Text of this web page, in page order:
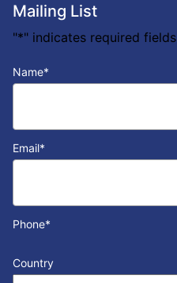
Mailing List
"*" indicates required fields
Name*
Email*
Phone*
Country